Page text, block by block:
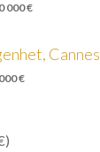
000 €
Cannes
€